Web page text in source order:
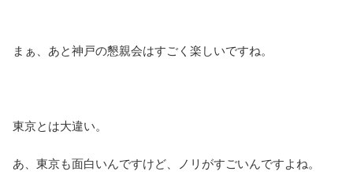
まぁ、あと神戸の懇親会はすごく楽しいですね。
東京とは大違い。
あ、東京も面白いんですけど、ノリがすごいんですよね。